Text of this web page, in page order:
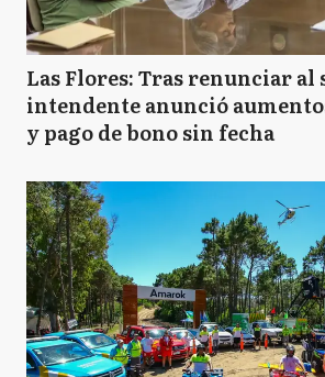
Las Flores: Tras renunciar al
intendente anunció
y pago de bono sin fecha